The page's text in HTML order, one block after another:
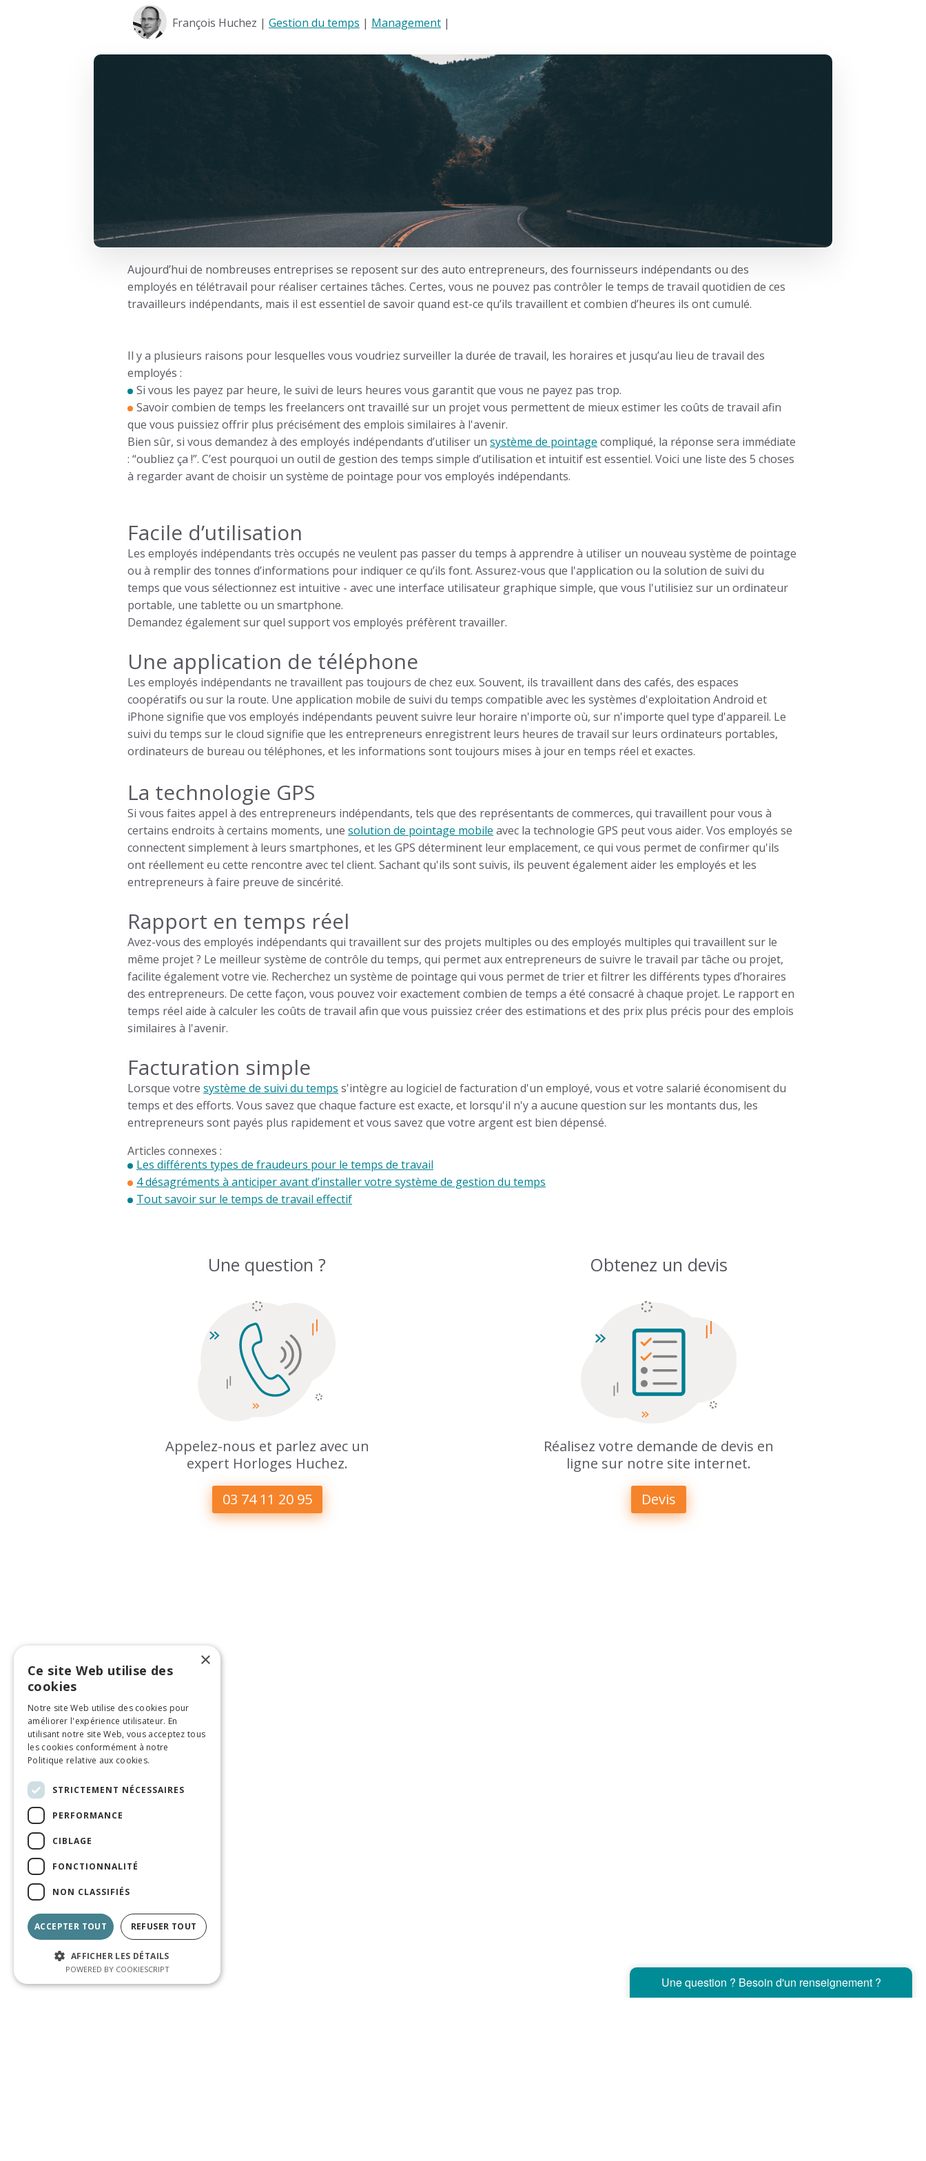
François Huchez | Gestion du temps | Management|
Aujourd’hui de nombreuses entreprises se reposent sur des auto entrepreneurs, des fournisseurs indépendants ou des
employés en télétravail pour réaliser certaines tâches. Certes, vous ne pouvez pas contrôler le temps de travail quotidien de ces
travailleurs indépendants, mais il est essentiel de savoir quand est-ce qu’ils travaillent et combien d’heures ils ont cumulé.
Il y a plusieurs raisons pour lesquelles vous voudriez surveiller la durée de travail, les horaires et jusqu’au lieu de travail des
employés :
Si vous les payez par heure, le suivi de leurs heures vous garantit que vous ne payez pas trop.
Savoir combien de temps les freelancers ont travaillé sur un projet vous permettent de mieux estimer les coûts de travail afin
que vous puissiez offrir plus précisément des emplois similaires à l'avenir.
Bien sûr, si vous demandez à des employés indépendants d’utiliser un système de pointage compliqué, la réponse sera immédiate
: “oubliez ça !”. C’est pourquoi un outil de gestion des temps simple d’utilisation et intuitif est essentiel. Voici une liste des 5 choses
à regarder avant de choisir un système de pointage pour vos employés indépendants.
Facile d’utilisation
Les employés indépendants très occupés ne veulent pas passer du temps à apprendre à utiliser un nouveau système de pointage
ou à remplir des tonnes d’informations pour indiquer ce qu’ils font. Assurez-vous que l'application ou la solution de suivi du
temps que vous sélectionnez est intuitive - avec une interface utilisateur graphique simple, que vous l'utilisiez sur un ordinateur
portable, une tablette ou un smartphone.
Demandez également sur quel support vos employés préfèrent travailler.
Une application de téléphone
Les employés indépendants ne travaillent pas toujours de chez eux. Souvent, ils travaillent dans des cafés, des espaces
coopératifs ou sur la route. Une application mobile de suivi du temps compatible avec les systèmes d'exploitation Android et
iPhone signifie que vos employés indépendants peuvent suivre leur horaire n'importe où, sur n'importe quel type d'appareil. Le
suivi du temps sur le cloud signifie que les entrepreneurs enregistrent leurs heures de travail sur leurs ordinateurs portables,
ordinateurs de bureau ou téléphones, et les informations sont toujours mises à jour en temps réel et exactes.
La technologie GPS
Si vous faites appel à des entrepreneurs indépendants, tels que des représentants de commerces, qui travaillent pour vous à
certains endroits à certains moments, une solution de pointage mobile avec la technologie GPS peut vous aider. Vos employés se
connectent simplement à leurs smartphones, et les GPS déterminent leur emplacement, ce qui vous permet de confirmer qu'ils
ont réellement eu cette rencontre avec tel client. Sachant qu'ils sont suivis, ils peuvent également aider les employés et les
entrepreneurs à faire preuve de sincérité.
Rapport en temps réel
Avez-vous des employés indépendants qui travaillent sur des projets multiples ou des employés multiples qui travaillent sur le
même projet ? Le meilleur système de contrôle du temps, qui permet aux entrepreneurs de suivre le travail par tâche ou projet,
facilite également votre vie. Recherchez un système de pointage qui vous permet de trier et filtrer les différents types d’horaires
des entrepreneurs. De cette façon, vous pouvez voir exactement combien de temps a été consacré à chaque projet. Le rapport en
temps réel aide à calculer les coûts de travail afin que vous puissiez créer des estimations et des prix plus précis pour des emplois
similaires à l'avenir.
Facturation simple
Lorsque votre système de suivi du temps s'intègre au logiciel de facturation d'un employé, vous et votre salarié économisent du
temps et des efforts. Vous savez que chaque facture est exacte, et lorsqu'il n'y a aucune question sur les montants dus, les
entrepreneurs sont payés plus rapidement et vous savez que votre argent est bien dépensé.
Articles connexes :
Les différents types de fraudeurs pour le temps de travail
4 désagréments à anticiper avant d’installer votre système de gestion du temps
Tout savoir sur le temps de travail effectif
Une question ?
Appelez-nous et parlez avec un
expert Horloges Huchez.
03 74 11 20 95
Obtenez un devis
Réalisez votre demande de devis en
ligne sur notre site internet.
Devis
×
Ce site Web utilise des
cookies
Notre site Web utilise des cookies pour
améliorer l'expérience utilisateur. En
utilisant notre site Web, vous acceptez tous
les cookies conformément à notre
Politique relative aux cookies.
STRICTEMENT NÉCESSAIRES
PERFORMANCE
CIBLAGE
FONCTIONNALITÉ
NON CLASSIFIÉS
ACCEPTER TOUT REFUSER TOUT
AFFICHER LES DÉTAILS
POWERED BY COOKIESCRIPT